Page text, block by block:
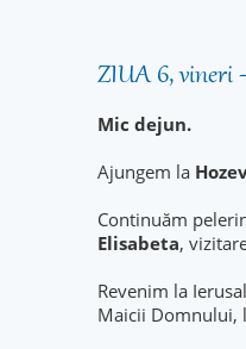
ZIUA 6, vineri
Mic dejun.
Ajungem la
Continuăm
Elisabeta,
Revenim la
Maicii Domnului,